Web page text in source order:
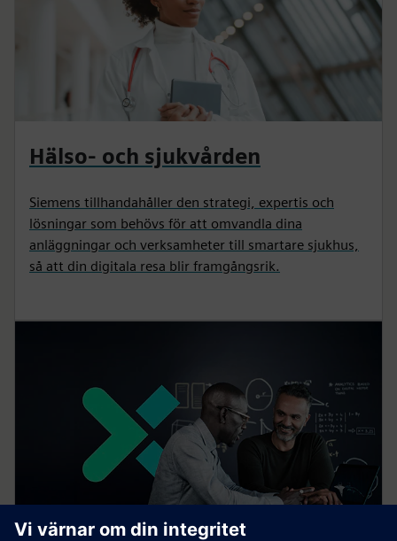
Hälso- och sjukvården
Siemens tillhandahåller den strategi, expertis och
lösningar som behövs för att omvandla dina
anläggningar och verksamheter till smartare sjukhus,
så att din digitala resa blir framgångsrik.